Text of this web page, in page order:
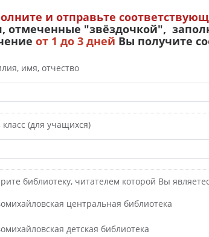
и отправьте
отмеченные "звёздочкой",
от 1 до 3 дней Вы получите
имя, отчество
(для учащихся)
библиотеку, читателем которой Вы
центральная библиотека
детская библиотека